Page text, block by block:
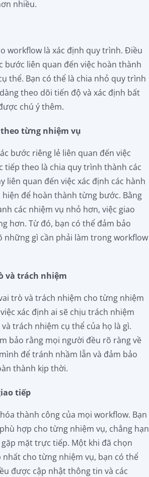
nhiều.
workflow là xác định quy trình. Điều
bước liên quan đến việc hoàn thành
thể. Bạn có thể là chia nhỏ quy trình
theo dõi tiến độ và xác định bất
chú ý thêm.
từng nhiệm vụ
bước riêng lẻ liên quan đến việc
theo là chia quy trình thành các
liên quan đến việc xác định các hành
để hoàn thành từng bước. Bằng
các nhiệm vụ nhỏ hơn, việc giao
hơn. Từ đó, bạn có thể đảm bảo
những gì cần phải làm trong workflow
và trách nhiệm
trò và trách nhiệm cho từng nhiệm
xác định ai sẽ chịu trách nhiệm
trách nhiệm cụ thể của họ là gì.
bảo rằng mọi người đều rõ ràng về
để tránh nhầm lẫn và đảm bảo
thành kịp thời.
tiếp
thành công của mọi workflow. Bạn
hợp cho từng nhiệm vụ, chẳng hạn
mặt trực tiếp. Một khi đã chọn
cho từng nhiệm vụ, bạn có thể
được cập nhật thông tin và các